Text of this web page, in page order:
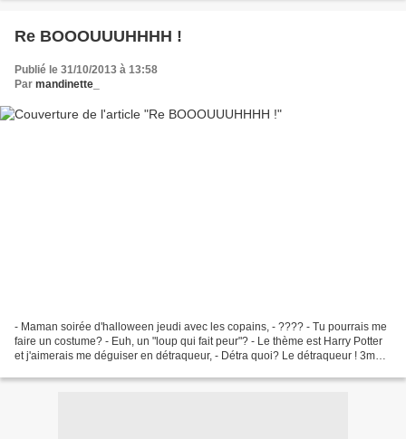
Re BOOOUUUHHHH !
Publié le 31/10/2013 à 13:58
Par mandinette_
- Maman soirée d'halloween jeudi avec les copains, - ???? - Tu pourrais me
faire un costume? - Euh, un "loup qui fait peur"? - Le thème est Harry Potter
et j'aimerais me déguiser en détraqueur, - Détra quoi? Le détraqueur ! 3m50